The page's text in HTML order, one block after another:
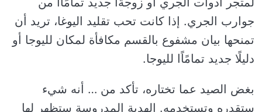
جوارب الجري. إذا كانت تحب تقليد اليوغا، تريد أن
تمنحها بيان مشفوع بالقسم مكافأة لمكان لليوجا أو
دليلًا جديد تمامًاًا لليوجا.
بغض الصيد عما تختاره، تأكد من … أنه شيء
ستقدره وتستخدمه. الهدية المدروسة ستظهر لها